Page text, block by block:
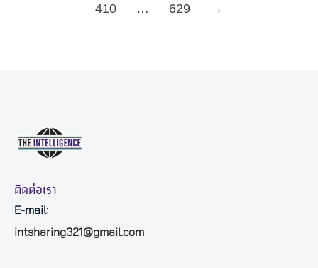
410
… 629 →
ติดต่อเรา
E-mail:
intsharing321@gmail.com